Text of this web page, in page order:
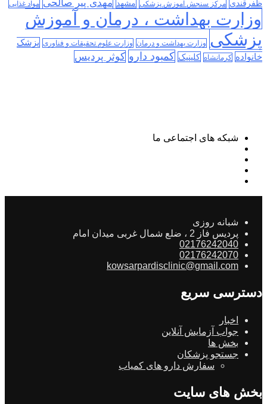
ظفرقندی مرکز سنجش آموزش پزشکی مشهد مهدی پیر صالحی مواد غذایی
وزارت بهداشت ، درمان و آموزش
پزشکی وزارت بهداشت و درمان وزارت علوم تحقیقات و فناوری پزشک
خانواده کرمانشاه کلینیک کمبود دارو کوثر پردیس
شبکه های اجتماعی ما
شبانه روزی
پردیس فاز 2 ، ضلع شمال غربی میدان امام
02176242040
02176242070
kowsarpardisclinic@gmail.com
دسترسی سریع
اخبار
جواب آزمایش آنلاین
بخش ها
جستجو پزشکان
سفارش دارو های کمیاب
بخش های سایت